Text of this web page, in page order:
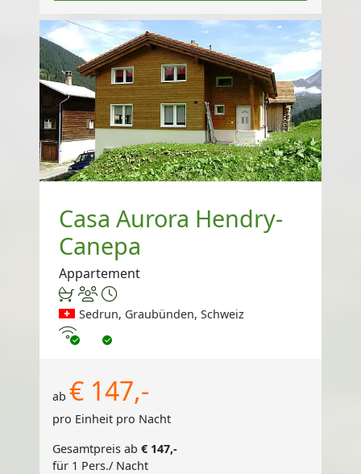
Casa Aurora Hendry-
Canepa
Appartement
Sedrun, Graubünden, Schweiz
Internet
ab € 147,-
pro Einheit pro Nacht
Gesamtpreis ab € 147,-
für 1 Pers./ Nacht